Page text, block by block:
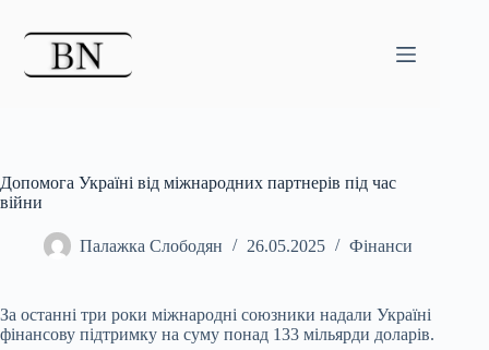
Допомога Україні від міжнародних партнерів під час
війни
Палажка Слободян 26.05.2025 Фінанси
За останні три роки міжнародні союзники надали Україні
фінансову підтримку на суму понад 133 мільярди доларів.